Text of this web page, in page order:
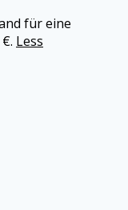
für eine
Less